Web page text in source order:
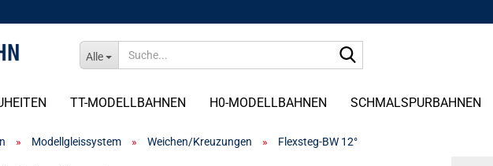
Alle
TT-MODELLBAHNEN H0-MODELLBAHNEN SCHMALSPURBAHNEN
» Modellgleissystem » Weichen/Kreuzungen » Flexsteg-BW 12°